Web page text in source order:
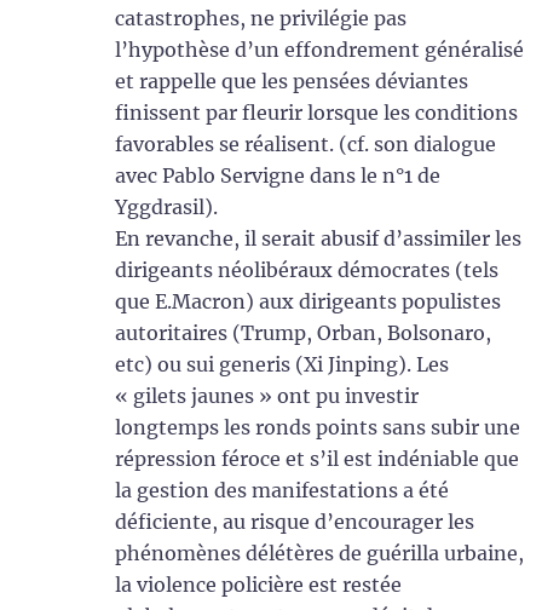
catastrophes, ne privilégie pas
l’hypothèse d’un effondrement généralisé
et rappelle que les pensées déviantes
finissent par fleurir lorsque les conditions
favorables se réalisent. (cf. son dialogue
avec Pablo Servigne dans le n°1 de
Yggdrasil).
En revanche, il serait abusif d’assimiler les
dirigeants néolibéraux démocrates (tels
que E.Macron) aux dirigeants populistes
autoritaires (Trump, Orban, Bolsonaro,
etc) ou sui generis (Xi Jinping). Les
« gilets jaunes » ont pu investir
longtemps les ronds points sans subir une
répression féroce et s’il est indéniable que
la gestion des manifestations a été
déficiente, au risque d’encourager les
phénomènes délétères de guérilla urbaine,
la violence policière est restée